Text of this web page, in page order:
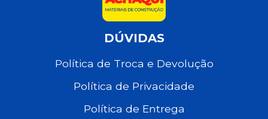
DÚVIDAS
Política de Troca e Devolução
Política de Privacidade
Política de Entrega